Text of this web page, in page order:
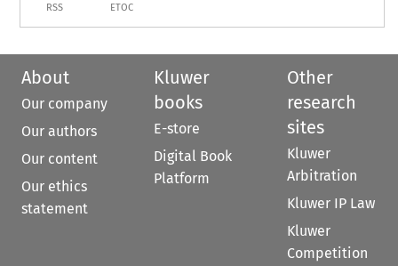
RSS ETOC
About
Our company
Our authors
Our content
Our ethics
statement
Kluwer
books
E-store
Digital Book
Platform
Other
research
sites
Kluwer
Arbitration
Kluwer IP Law
Kluwer
Competition